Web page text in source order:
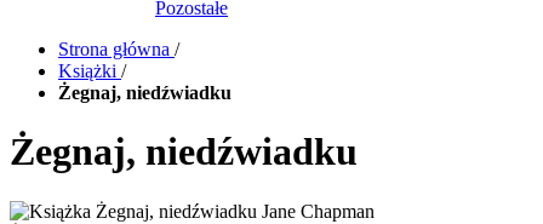
Pozostałe
Strona główna /
Książki /
Żegnaj, niedźwiadku
Żegnaj, niedźwiadku